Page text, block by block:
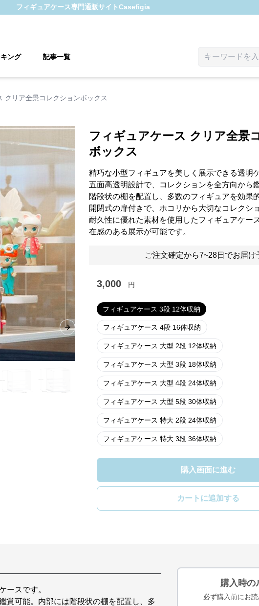
フィギュアケース専門通販サイトCasefigia
ング 記事一覧
クリア全景コレクションボックス
Next slide
フィギュアケース クリア全景
ボックス
精巧な小型フィギュアを美しく展示できる透明
五面高透明設計で、コレクションを全方向から
階段状の棚を配置し、多数のフィギュアを効果
開閉式の扉付きで、ホコリから大切なコレクシ
耐久性に優れた素材を使用したフィギュアケー
在感のある展示が可能です。
ご注文確定から7~28日でお届け
3,000 円
フィギュアケース 3段 12体収納
フィギュアケース 4段 16体収納
フィギュアケース 大型 2段 12体収納
フィギュアケース 大型 3段 18体収納
フィギュアケース 大型 4段 24体収納
フィギュアケース 大型 5段 30体収納
フィギュアケース 特大 2段 24体収納
フィギュアケース 特大 3段 36体収納
購入画面に進む
カートに追加する
ースです。
賞可能。内部には階段状の棚を配置し、多
購入時の
必ず購入前にお読